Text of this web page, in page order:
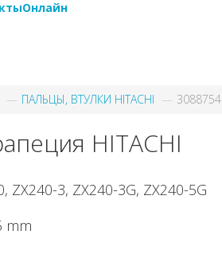
Онлайн
ПАЛЬЦЫ, ВТУЛКИ HITACHI 3088754
HITACHI
ZX240-3, ZX240-3G, ZX240-5G
mm